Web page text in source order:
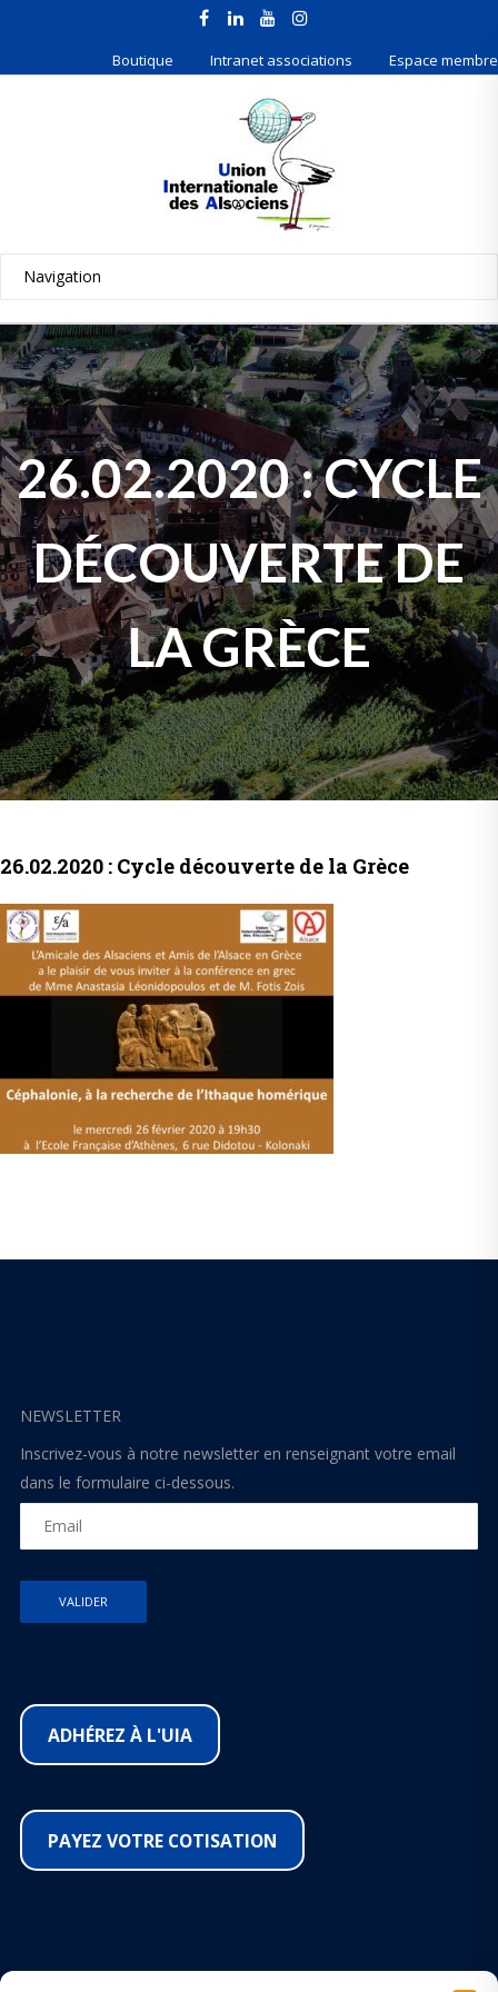
Boutique Intranet associations Espace membre
26.02.2020 : CYCLE
DÉCOUVERTE DE
LA GRÈCE
26.02.2020 : Cycle découverte de la Grèce
NEWSLETTER
Inscrivez-vous à notre newsletter en renseignant votre email
dans le formulaire ci-dessous.
ADHÉREZ À L'UIA
PAYEZ VOTRE COTISATION